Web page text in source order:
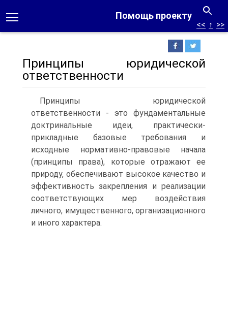
Помощь проекту
<< ↑ >>
Принципы юридической
ответственности
Принципы юридической
ответственности - это фундамен­тальные
доктринальные идеи, практически-
прикладные базовые требования и
исходные нормативно-правовые начала
(принципы права), которые отражают ее
природу, обеспечивают высокое качество и
эффективность закрепления и реализации
соответ­ствующих мер воздействия
личного, имущественного, организа­ционного
и иного характера.